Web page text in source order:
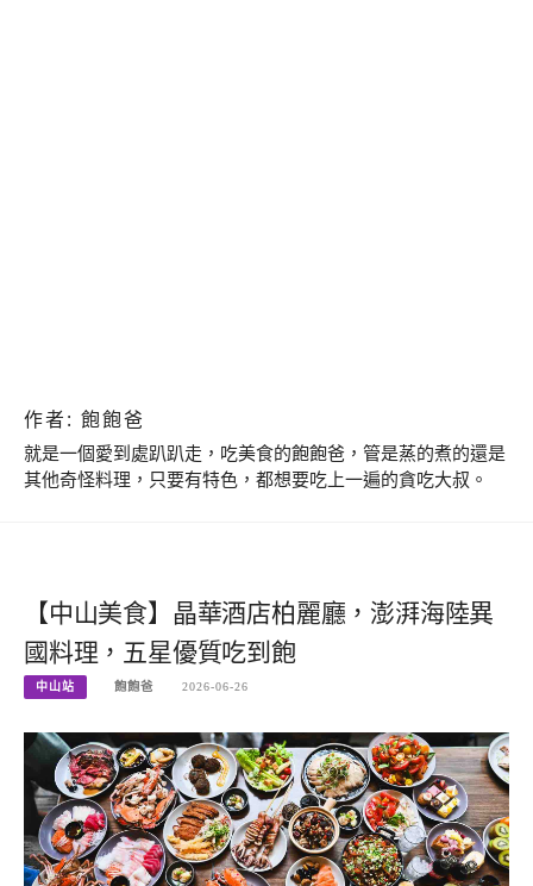
作者: 飽飽爸
就是一個愛到處趴趴走，吃美食的飽飽爸，管是蒸的煮的還是
其他奇怪料理，只要有特色，都想要吃上一遍的貪吃大叔。
【中山美食】晶華酒店柏麗廳，澎湃海陸異
國料理，五星優質吃到飽
中山站 飽飽爸 2026-06-26